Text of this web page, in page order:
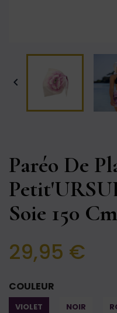

Paréo De
Soie 150
29,95 €
COULEUR
VIOLET NOIR